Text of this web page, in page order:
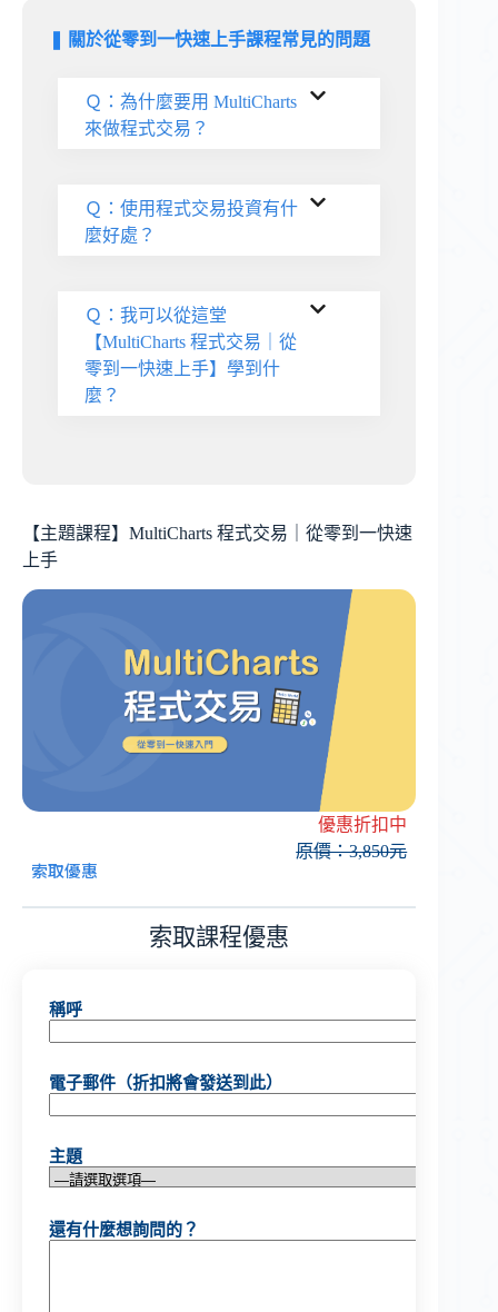
❚ 關於從零到一快速上手課程常見的問題
Ｑ：為什麼要用 MultiCharts
來做程式交易？
Ｑ：使用程式交易投資有什
麼好處？
Ｑ：我可以從這堂
【MultiCharts 程式交易｜從
零到一快速上手】學到什
麼？
【主題課程】MultiCharts 程式交易｜從零到一快速
上手
優惠折扣中
原價：3,850元
索取優惠
索取課程優惠
稱呼
電子郵件（折扣將會發送到此）
主題
還有什麼想詢問的？